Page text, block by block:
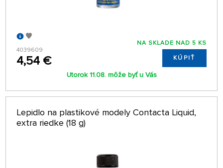
4039609
4,54 €
NA SKLADE NAD 5 KS
KÚPIŤ
Utorok 11.08. môže byť u Vás
Lepidlo na plastikové modely Contacta Liquid,
extra riedke (18 g)